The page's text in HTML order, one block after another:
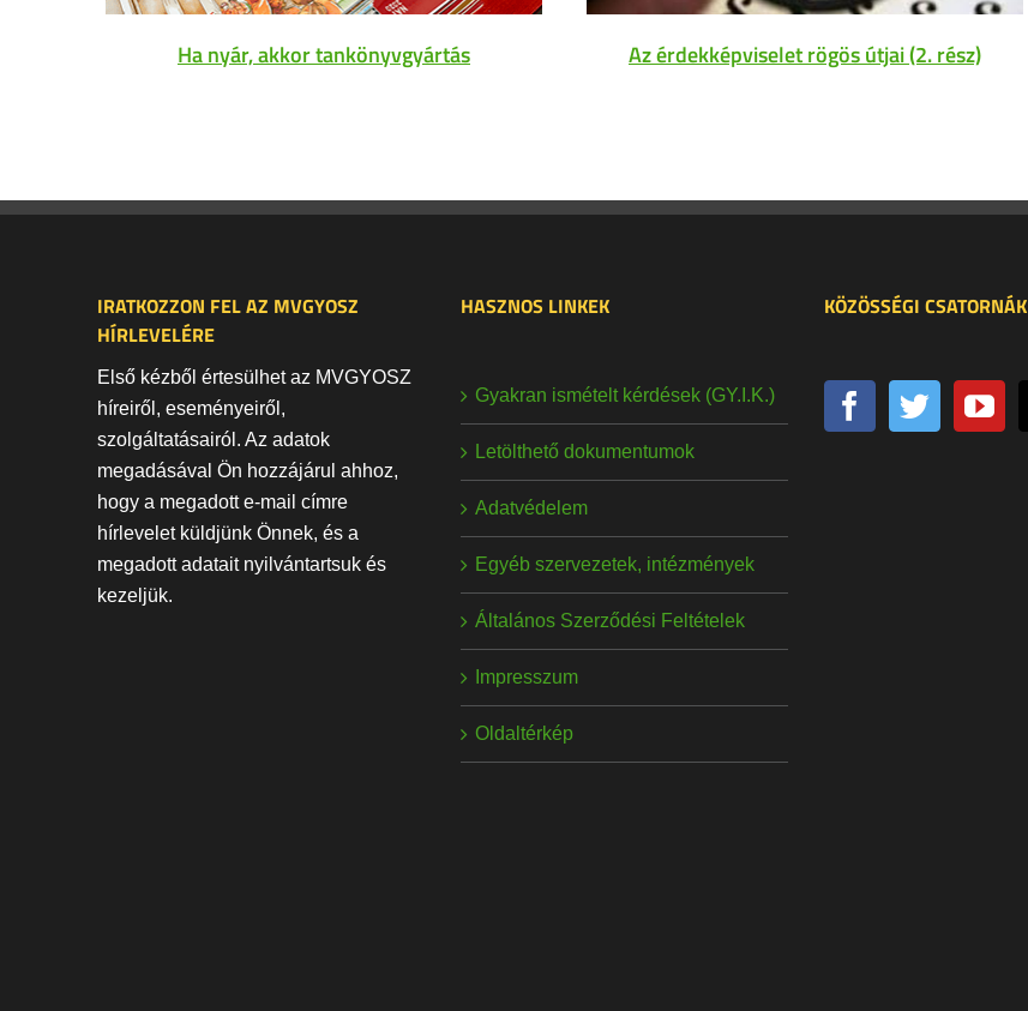
Ha nyár, akkor tankönyvgyártás Az érdekképviselet rögös útjai (2. rész)
IRATKOZZON FEL AZ MVGYOSZ
HÍRLEVELÉRE
Első kézből értesülhet az MVGYOSZ
híreiről, eseményeiről,
szolgáltatásairól. Az adatok
megadásával Ön hozzájárul ahhoz,
hogy a megadott e-mail címre
hírlevelet küldjünk Önnek, és a
megadott adatait nyilvántartsuk és
kezeljük.
HASZNOS LINKEK
Gyakran ismételt kérdések (GY.I.K.)
Letölthető dokumentumok
Adatvédelem
Egyéb szervezetek, intézmények
Általános Szerződési Feltételek
Impresszum
Oldaltérkép
KÖZÖSSÉGI CSATORNÁK